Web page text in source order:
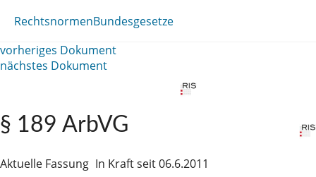
RechtsnormenBundesgesetze
vorheriges Dokument
nächstes Dokument
§ 189 ArbVG
Aktuelle Fassung In Kraft seit 06.6.2011